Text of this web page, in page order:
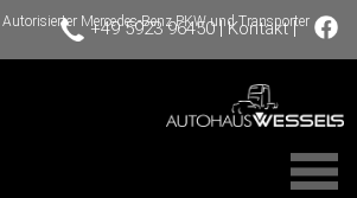
Mercedes-Benz PKW und Transporter
+49 5923 96450|Kontakt|